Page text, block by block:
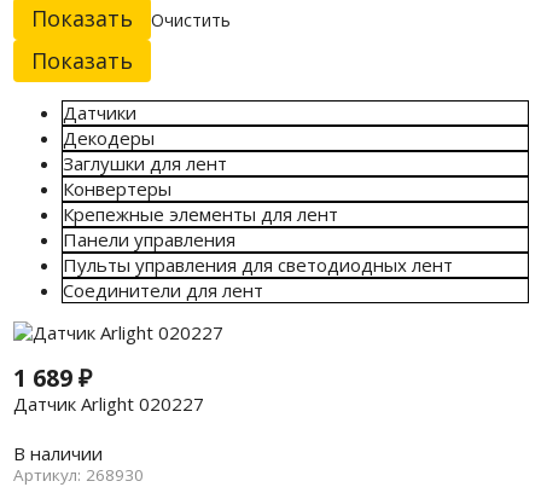
Очистить
Датчики
Декодеры
Заглушки для лент
Конвертеры
Крепежные элементы для лент
Панели управления
Пульты управления для светодиодных лент
Соединители для лент
1 689₽
Датчик Arlight 020227
В наличии
Артикул: 268930